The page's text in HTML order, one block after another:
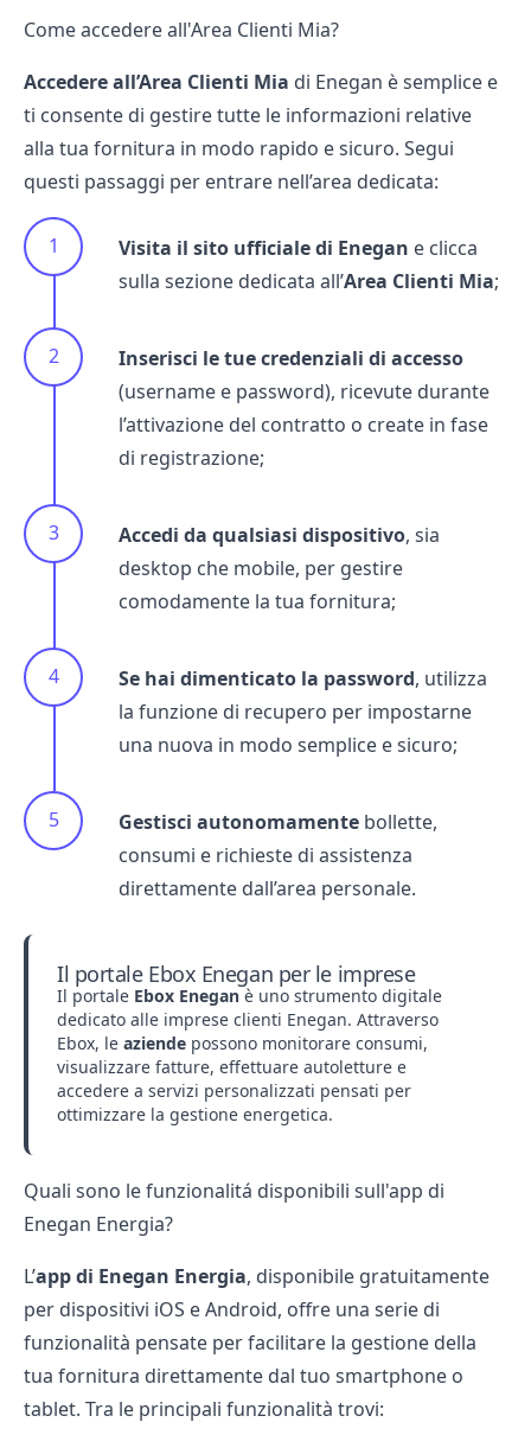
Come accedere all'Area Clienti Mia?
Accedere all’Area Clienti Mia di Enegan è semplice e
ti consente di gestire tutte le informazioni relative
alla tua fornitura in modo rapido e sicuro. Segui
questi passaggi per entrare nell’area dedicata:
Visita il sito ufficiale di Enegan e clicca
sulla sezione dedicata all’Area Clienti Mia;
Inserisci le tue credenziali di accesso
(username e password), ricevute durante
l’attivazione del contratto o create in fase
di registrazione;
Accedi da qualsiasi dispositivo, sia
desktop che mobile, per gestire
comodamente la tua fornitura;
Se hai dimenticato la password, utilizza
la funzione di recupero per impostarne
una nuova in modo semplice e sicuro;
Gestisci autonomamente bollette,
consumi e richieste di assistenza
direttamente dall’area personale.
Il portale Ebox Enegan per le imprese
Il portale Ebox Enegan è uno strumento digitale
dedicato alle imprese clienti Enegan. Attraverso
Ebox, le aziende possono monitorare consumi,
visualizzare fatture, effettuare autoletture e
accedere a servizi personalizzati pensati per
ottimizzare la gestione energetica.
Quali sono le funzionalitá disponibili sull'app di
Enegan Energia?
L’app di Enegan Energia, disponibile gratuitamente
per dispositivi iOS e Android, offre una serie di
funzionalità pensate per facilitare la gestione della
tua fornitura direttamente dal tuo smartphone o
tablet. Tra le principali funzionalità trovi: